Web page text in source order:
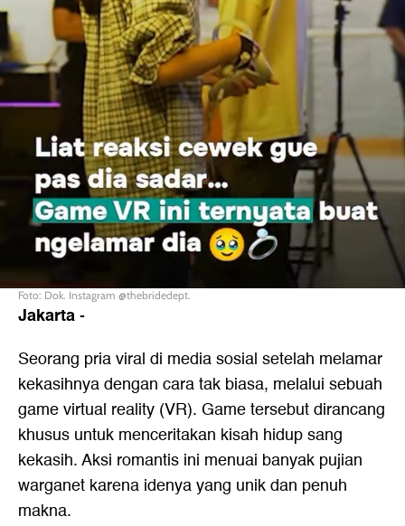
Foto: Dok. Instagram @thebridedept.
Jakarta-
Seorang pria viral di media sosial setelah melamar
kekasihnya dengan cara tak biasa, melalui sebuah
game virtual reality (VR). Game tersebut dirancang
khusus untuk menceritakan kisah hidup sang
kekasih. Aksi romantis ini menuai banyak pujian
warganet karena idenya yang unik dan penuh
makna.